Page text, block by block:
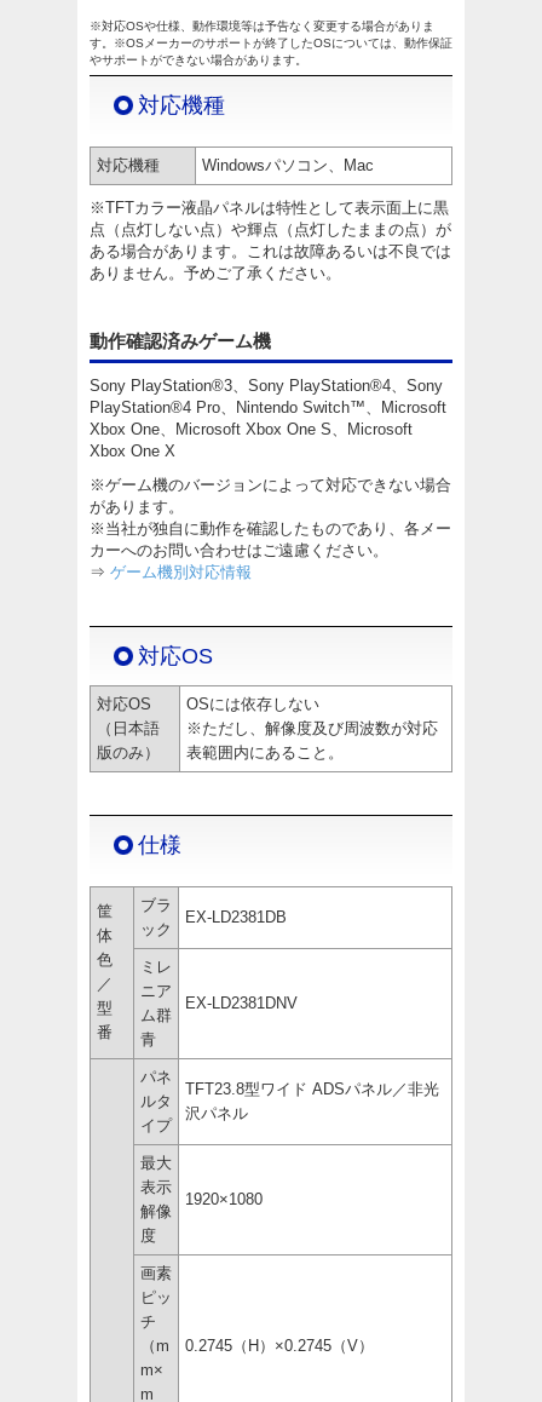
※対応OSや仕様、動作環境等は予告なく変更する場合がありま
す。※OSメーカーのサポートが終了したOSについては、動作保証
やサポートができない場合があります。
対応機種
対応機種 Windowsパソコン、Mac
※TFTカラー液晶パネルは特性として表示面上に黒
点（点灯しない点）や輝点（点灯したままの点）が
ある場合があります。これは故障あるいは不良では
ありません。予めご了承ください。
動作確認済みゲーム機
Sony PlayStation®3、Sony PlayStation®4、Sony
PlayStation®4 Pro、Nintendo Switch™、Microsoft
Xbox One、Microsoft Xbox One S、Microsoft
Xbox One X
※ゲーム機のバージョンによって対応できない場合
があります。
※当社が独自に動作を確認したものであり、各メー
カーへのお問い合わせはご遠慮ください。
⇒ ゲーム機別対応情報
対応OS
対応OS
（日本語
版のみ）
OSには依存しない
※ただし、解像度及び周波数が対応
表範囲内にあること。
仕様
筐
体
色
／
型
番
ブラ
ック
EX-LD2381DB
ミレ
ニア
ム群
青
EX-LD2381DNV
パネ
ルタ
イプ
TFT23.8型ワイド ADSパネル／非光
沢パネル
最大
表示
解像
度
1920×1080
画素
ピッ
チ
（m
m×
m
0.2745（H）×0.2745（V）